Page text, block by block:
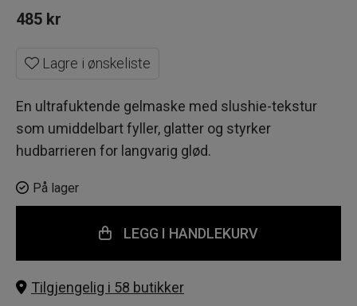
485 kr
Lagre i ønskeliste
En ultrafuktende gelmaske med slushie-tekstur
som umiddelbart fyller, glatter og styrker
hudbarrieren for langvarig glød.
På lager
LEGG I HANDLEKURV
Tilgjengelig i 58 butikker